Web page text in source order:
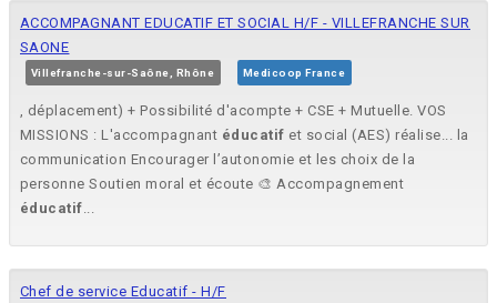
ACCOMPAGNANT EDUCATIF ET SOCIAL H/F - VILLEFRANCHE SUR
SAONE
Villefranche-sur-Saône, Rhône Medicoop France
, déplacement) + Possibilité d'acompte + CSE + Mutuelle. VOS
MISSIONS : L'accompagnant éducatif et social (AES) réalise... la
communication Encourager l’autonomie et les choix de la
personne Soutien moral et écoute 🎨 Accompagnement
éducatif...
Chef de service Educatif - H/F